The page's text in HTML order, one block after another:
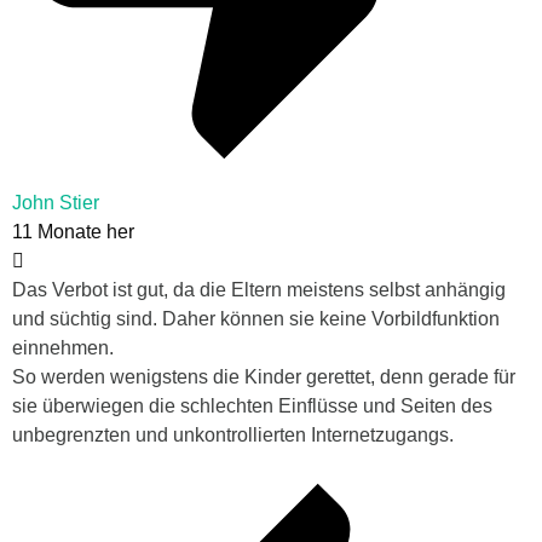
John Stier
11 Monate her
Das Verbot ist gut, da die Eltern meistens selbst anhängig
und süchtig sind. Daher können sie keine Vorbildfunktion
einnehmen.
So werden wenigstens die Kinder gerettet, denn gerade für
sie überwiegen die schlechten Einflüsse und Seiten des
unbegrenzten und unkontrollierten Internetzugangs.